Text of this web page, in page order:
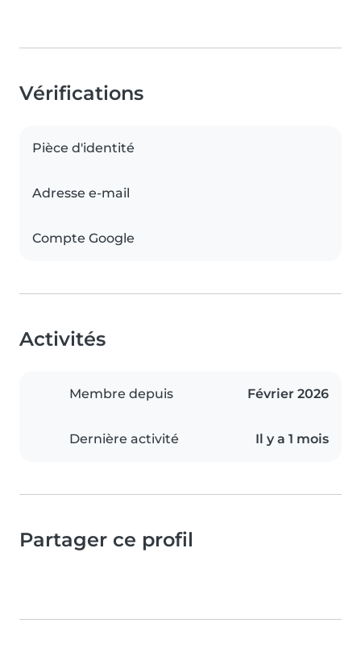
Vérifications
Pièce d'identité
Adresse e-mail
Compte Google
Activités
Membre depuis Février 2026
Dernière activité Il y a 1 mois
Partager ce profil